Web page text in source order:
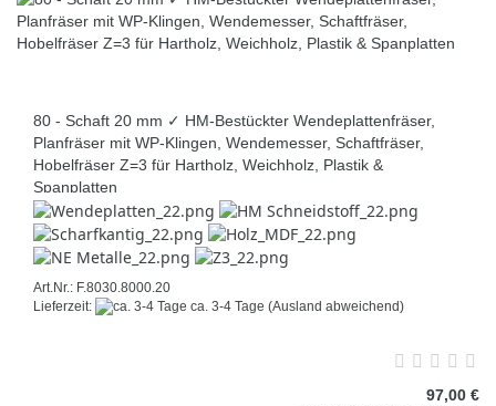
80 - Schaft 20 mm ✓ HM-Bestückter Wendeplattenfräser,
Planfräser mit WP-Klingen, Wendemesser, Schaftfräser,
Hobelfräser Z=3 für Hartholz, Weichholz, Plastik &
Spanplatten
Art.Nr.: F.8030.8000.20
Lieferzeit:
ca. 3-4 Tage (Ausland abweichend)
97,00 €